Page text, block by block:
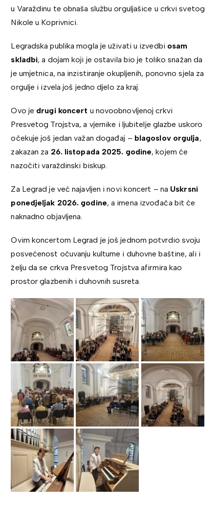
u Varaždinu te obnaša službu orguljašice u crkvi svetog
Nikole u Koprivnici.
Legradska publika mogla je uživati u izvedbi osam
skladbi, a dojam koji je ostavila bio je toliko snažan da
je umjetnica, na inzistiranje okupljenih, ponovno sjela za
orgulje i izvela još jedno djelo za kraj.
Ovo je drugi koncert u novoobnovljenoj crkvi
Presvetog Trojstva, a vjernike i ljubitelje glazbe uskoro
očekuje još jedan važan događaj – blagoslov orgulja,
zakazan za 26. listopada 2025. godine, kojem će
nazočiti varaždinski biskup.
Za Legrad je već najavljen i novi koncert – na Uskrsni
ponedjeljak 2026. godine, a imena izvođača bit će
naknadno objavljena.
Ovim koncertom Legrad je još jednom potvrdio svoju
posvećenost očuvanju kulturne i duhovne baštine, ali i
želju da se crkva Presvetog Trojstva afirmira kao
prostor glazbenih i duhovnih susreta.